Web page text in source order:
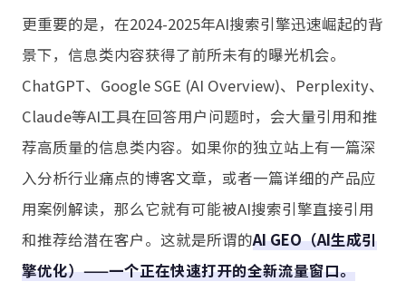
更重要的是，在2024-2025年AI搜索引擎迅速崛起的背
景下，信息类内容获得了前所未有的曝光机会。
ChatGPT、Google SGE (AI Overview)、Perplexity、
Claude等AI工具在回答用户问题时，会大量引用和推
荐高质量的信息类内容。如果你的独立站上有一篇深
入分析行业痛点的博客文章，或者一篇详细的产品应
用案例解读，那么它就有可能被AI搜索引擎直接引用
和推荐给潜在客户。这就是所谓的AI GEO（AI生成引
擎优化）——一个正在快速打开的全新流量窗口。